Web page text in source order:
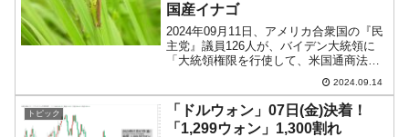
国産イナゴ
2024年09月11日、アメリカ合衆国の『民
主党』議員126人が、バイデン大統領に
「大統領権限を行使して、米国通商法の
『低価格免除』条項をできるだけ早く廃
止するよう求める共同書簡」を提出しま
した。米国通商法における「低価格免除
（de min...
2024.09.14
トピック
「ドルウォン」07日(金)決着！
「1,299ウォン」1,300割れ